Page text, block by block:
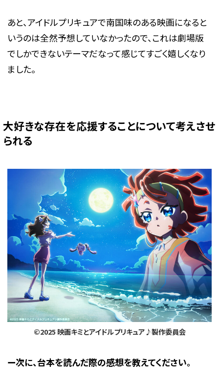
あと、アイドルプリキュアで南国味のある映画になると
いうのは全然予想していなかったので、これは劇場版
でしかできないテーマだなって感じてすごく嬉しくなり
ました。
大好きな存在を応援することについて考えさせ
られる
©2025 映画キミとアイドルプリキュア♪製作委員会
ー次に、台本を読んだ際の感想を教えてください。